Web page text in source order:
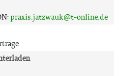
praxis.jatzwauk@t-online.de